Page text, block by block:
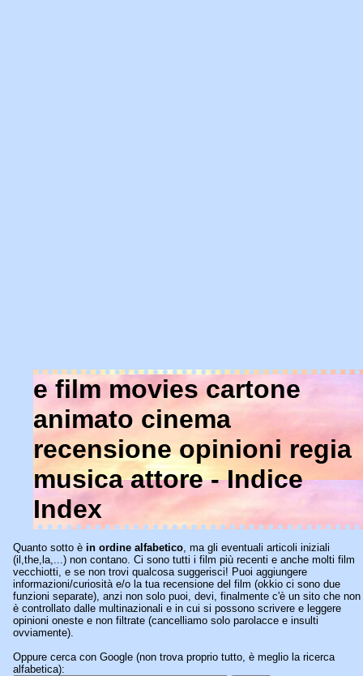
e film movies cartone
animato cinema
recensione opinioni regia
musica attore - Indice
Index
Quanto sotto è in ordine alfabetico, ma gli eventuali articoli iniziali
(il,the,la,...) non contano. Ci sono tutti i film più recenti e anche molti film
vecchiotti, e se non trovi qualcosa suggerisci! Puoi aggiungere
informazioni/curiosità e/o la tua recensione del film (okkio ci sono due
funzioni separate), anzi non solo puoi, devi, finalmente c'è un sito che non
è controllato dalle multinazionali e in cui si possono scrivere e leggere
opinioni oneste e non filtrate (cancelliamo solo parolacce e insulti
ovviamente).
Oppure cerca con Google (non trova proprio tutto, è meglio la ricerca
alfabetica):